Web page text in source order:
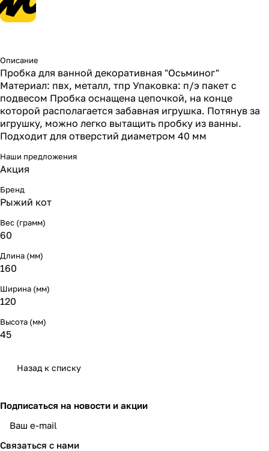
Описание
Пробка для ванной декоративная "Осьминог"
Материал: пвх, металл, тпр Упаковка: п/э пакет с
подвесом Пробка оснащена цепочкой, на конце
которой располагается забавная игрушка. Потянув за
игрушку, можно легко вытащить пробку из ванны.
Подходит для отверстий диаметром 40 мм
Наши предложения
Акция
Бренд
Рыжий кот
Вес (грамм)
60
Длина (мм)
160
Ширина (мм)
120
Высота (мм)
45
Назад к списку
Подписаться на новости и акции
Связаться с нами